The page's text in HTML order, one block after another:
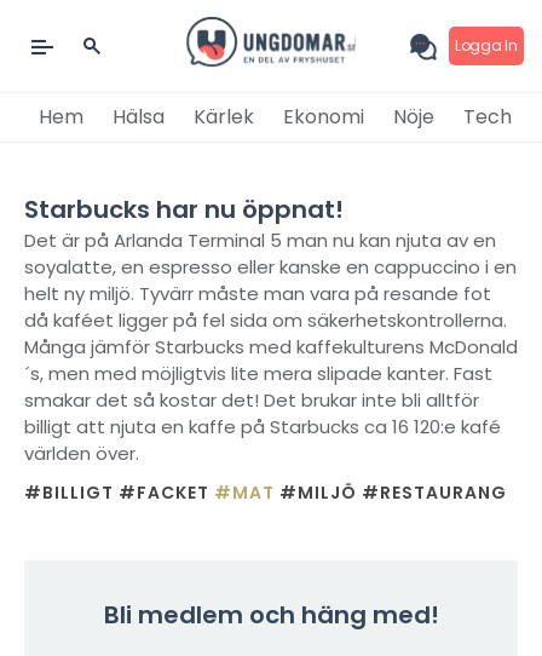
Logga In
Hem Hälsa Kärlek Ekonomi Nöje Tech
Starbucks har nu öppnat!
Det är på Arlanda Terminal 5 man nu kan njuta av en
soyalatte, en espresso eller kanske en cappuccino i en
helt ny miljö. Tyvärr måste man vara på resande fot
då kaféet ligger på fel sida om säkerhetskontrollerna.
Många jämför Starbucks med kaffekulturens McDonald
´s, men med möjligtvis lite mera slipade kanter. Fast
smakar det så kostar det! Det brukar inte bli alltför
billigt att njuta en kaffe på Starbucks ca 16 120:e kafé
världen över.
#BILLIGT #FACKET #MAT #MILJÖ #RESTAURANG
Bli medlem och häng med!